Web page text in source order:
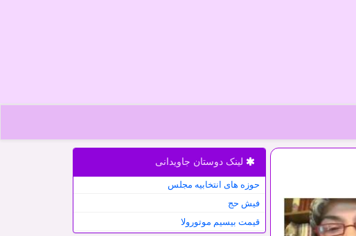
لینک دوستان جاویدانی
حوزه های انتخابیه مجلس
فیش حج
قیمت بیسیم موتورولا